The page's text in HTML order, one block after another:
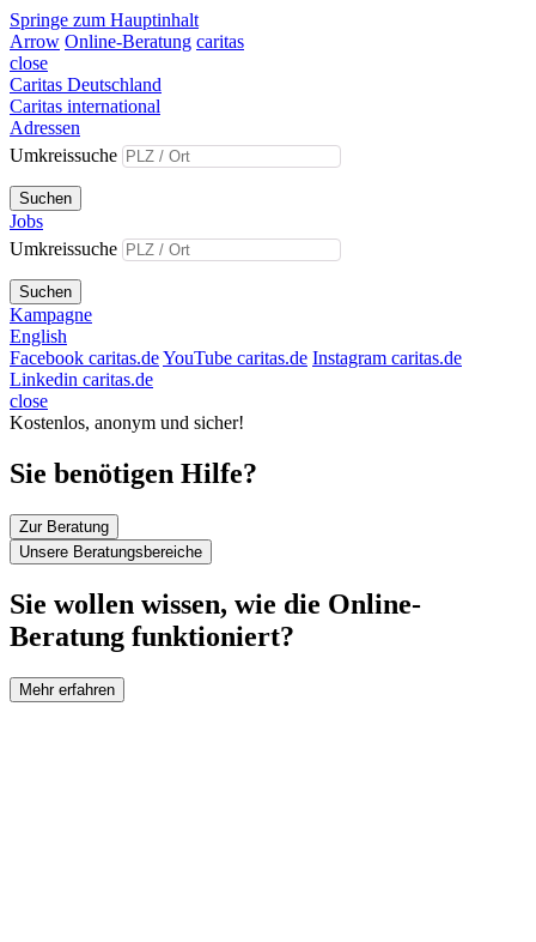
Springe zum Hauptinhalt
Arrow Online-Beratung caritas
close
Caritas Deutschland
Caritas international
Adressen
Umkreissuche
Suchen
Jobs
Umkreissuche
Suchen
Kampagne
English
Facebook caritas.deYouTube caritas.de Instagram caritas.de
Linkedin caritas.de
close
Kostenlos, anonym und sicher!
Sie benötigen Hilfe?
Zur Beratung
Unsere Beratungsbereiche
Sie wollen wissen, wie die Online-
Beratung funktioniert?
Mehr erfahren